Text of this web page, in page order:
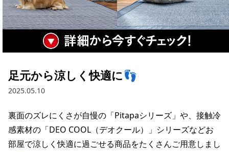
足元から涼しく快適に👣
2025.05.10
裏面のズレにくさが自慢の「Pitapaシリーズ」や、接触冷
感素材の「DEO COOL（デオクール）」シリーズなどお
部屋で涼しく快適に過ごせる商品をたくさんご用意しまし